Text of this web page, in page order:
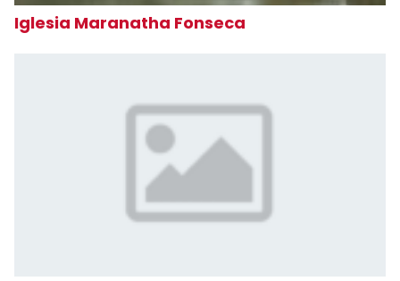
Iglesia Maranatha Fonseca